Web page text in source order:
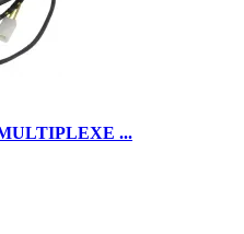
MULTIPLEXE ...